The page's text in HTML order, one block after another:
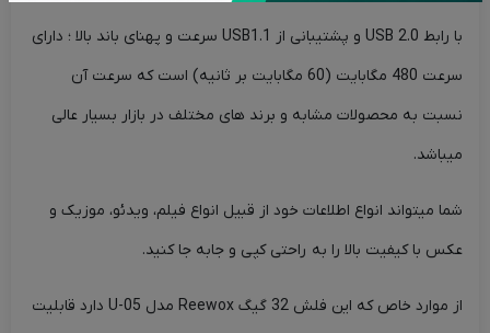
با رابط USB 2.0 و پشتیبانی از USB1.1 سرعت و پهنای باند بالا ؛ دارای
سرعت 480 مگابایت (60 مگابایت بر ثانیه) است که سرعت آن
نسبت به محصولات مشابه و برند های مختلف در بازار بسیار عالی
میباشد.
شما میتواند انواع اطلاعات خود از قبیل انواع فیلم، ویدئو، موزیک و
عکس با کیفیت بالا را به راحتی کپی و جابه جا کنید.
از موارد خاص که این فلش 32 گیگ Reewox مدل U-05 دارد قابلیت